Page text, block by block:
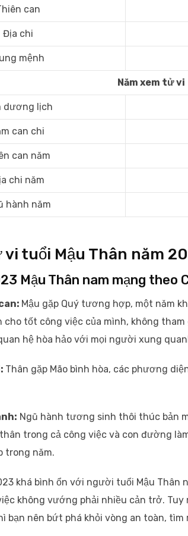
can
Địa chi
mệnh
Năm xem tử vi
dương lịch
can chi
can năm
chi năm
hành năm
tuổi Mậu Thân năm
Mậu Thân nam mạng theo
Mậu gặp Quý tương hợp, một năm
tốt công việc của mình, không
hệ hòa hảo với mọi người xung
Thân gặp Mão bình hòa, các phương
Ngũ hành tương sinh thôi thúc bản
trong cả công việc và con đường
trong năm.
khá bình ổn với người tuổi Mậu Thân
không vướng phải nhiều cản trở.
bạn nên bứt phá khỏi vòng an toàn,